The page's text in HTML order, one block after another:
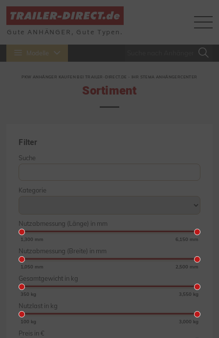
Gute ANHÄNGER, Gute Typen.
Modelle
PKW ANHÄNGER KAUFEN BEI TRAILER-DIRECT.DE - IHR STEMA ANHÄNGERCENTER
Sortiment
Filter
Suche
Kategorie
Nutzabmessung (Länge) in mm
1,300 mm 6,150 mm
Nutzabmessung (Breite) in mm
1,050 mm 2,500 mm
Gesamtgewicht in kg
350 kg 3,550 kg
Nutzlast in kg
100 kg 3,000 kg
Preis in €